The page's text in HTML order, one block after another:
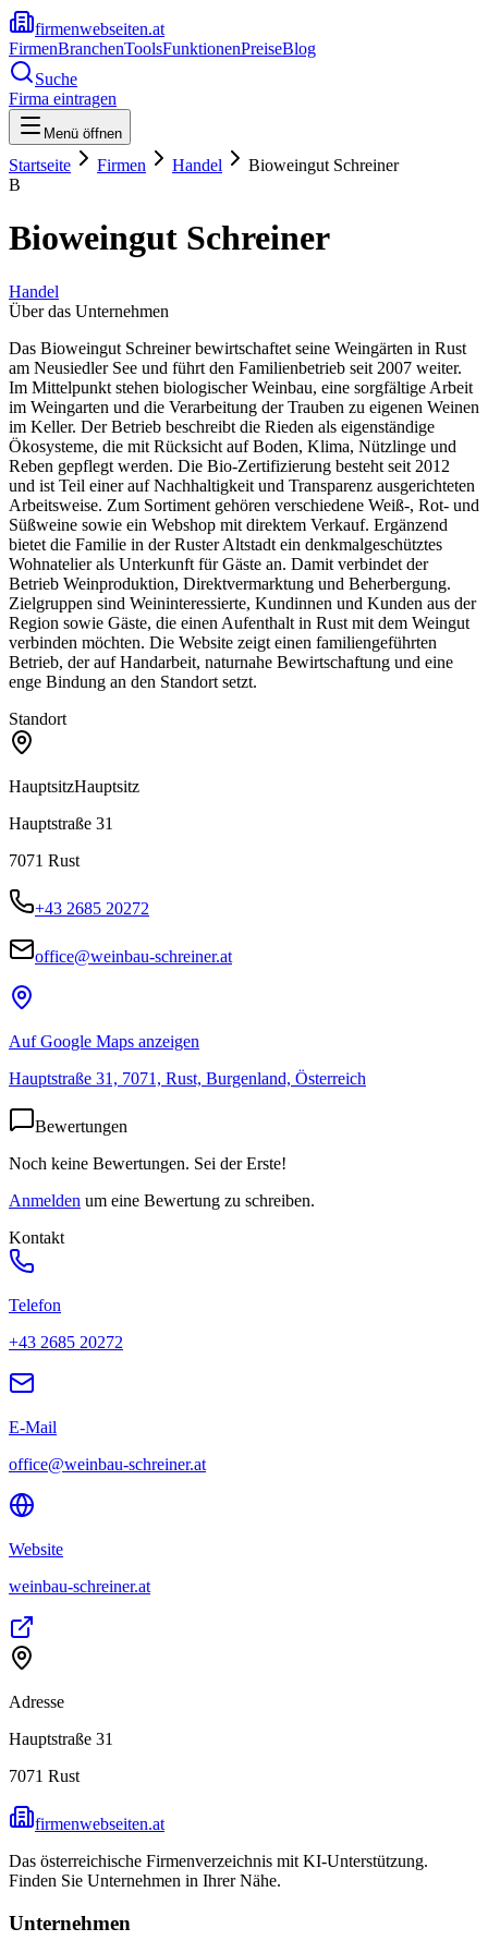
firmenwebseiten.at
FirmenBranchenToolsFunktionenPreiseBlog
Suche
Firma eintragen
Menü öffnen
Startseite Firmen Handel
Bioweingut Schreiner
B
Bioweingut Schreiner
Handel
Über das Unternehmen
Das Bioweingut Schreiner bewirtschaftet seine Weingärten in Rust
am Neusiedler See und führt den Familienbetrieb seit 2007 weiter.
Im Mittelpunkt stehen biologischer Weinbau, eine sorgfältige Arbeit
im Weingarten und die Verarbeitung der Trauben zu eigenen Weinen
im Keller. Der Betrieb beschreibt die Rieden als eigenständige
Ökosysteme, die mit Rücksicht auf Boden, Klima, Nützlinge und
Reben gepflegt werden. Die Bio-Zertifizierung besteht seit 2012
und ist Teil einer auf Nachhaltigkeit und Transparenz ausgerichteten
Arbeitsweise. Zum Sortiment gehören verschiedene Weiß-, Rot- und
Süßweine sowie ein Webshop mit direktem Verkauf. Ergänzend
bietet die Familie in der Ruster Altstadt ein denkmalgeschütztes
Wohnatelier als Unterkunft für Gäste an. Damit verbindet der
Betrieb Weinproduktion, Direktvermarktung und Beherbergung.
Zielgruppen sind Weininteressierte, Kundinnen und Kunden aus der
Region sowie Gäste, die einen Aufenthalt in Rust mit dem Weingut
verbinden möchten. Die Website zeigt einen familiengeführten
Betrieb, der auf Handarbeit, naturnahe Bewirtschaftung und eine
enge Bindung an den Standort setzt.
Standort
HauptsitzHauptsitz
Hauptstraße 31
7071 Rust
+43 2685 20272
office@weinbau-schreiner.at
Auf Google Maps anzeigen
Hauptstraße 31, 7071, Rust, Burgenland, Österreich
Bewertungen
Noch keine Bewertungen. Sei der Erste!
Anmelden um eine Bewertung zu schreiben.
Kontakt
Telefon
+43 2685 20272
E-Mail
office@weinbau-schreiner.at
Website
weinbau-schreiner.at
Adresse
Hauptstraße 31
7071 Rust
firmenwebseiten.at
Das österreichische Firmenverzeichnis mit KI-Unterstützung.
Finden Sie Unternehmen in Ihrer Nähe.
Unternehmen